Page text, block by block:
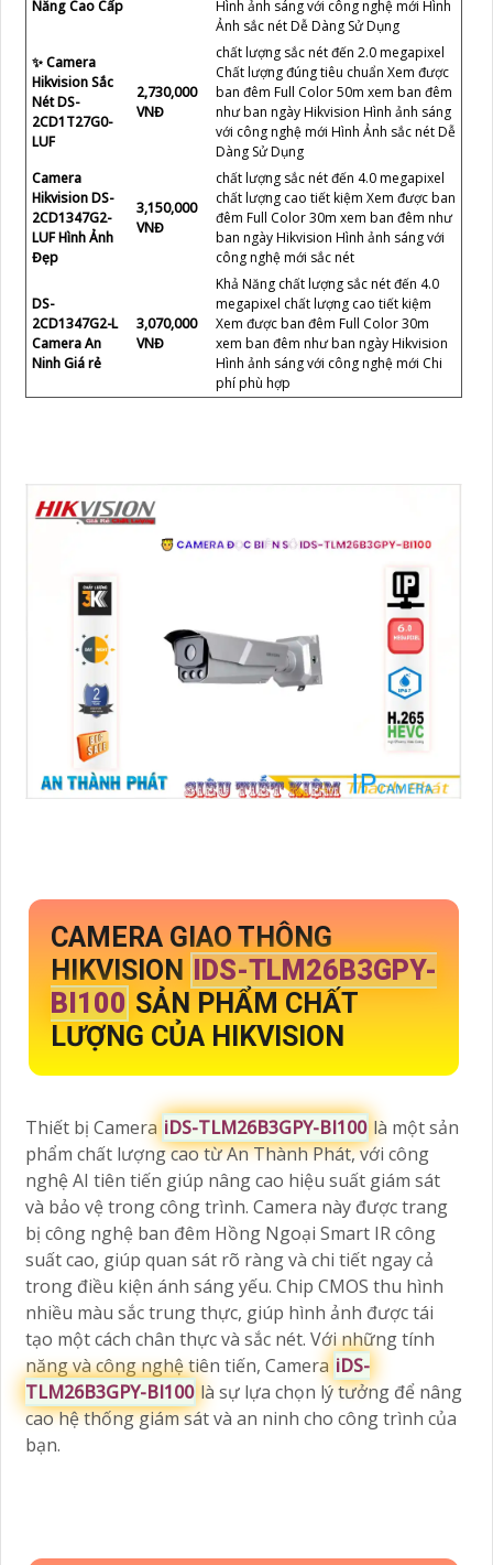
Năng Cao Cấp
Hình ảnh sáng với công nghệ mới Hình
Ảnh sắc nét Dễ Dàng Sử Dụng
✨ Camera
Hikvision Sắc
Nét DS-
2CD1T27G0-
LUF
2,730,000
VNĐ
chất lượng sắc nét đến 2.0 megapixel
Chất lượng đúng tiêu chuẩn Xem được
ban đêm Full Color 50m xem ban đêm
như ban ngày Hikvision Hình ảnh sáng
với công nghệ mới Hình Ảnh sắc nét Dễ
Dàng Sử Dụng
Camera
Hikvision DS-
2CD1347G2-
LUF Hình Ảnh
Đẹp
3,150,000
VNĐ
chất lượng sắc nét đến 4.0 megapixel
chất lượng cao tiết kiệm Xem được ban
đêm Full Color 30m xem ban đêm như
ban ngày Hikvision Hình ảnh sáng với
công nghệ mới sắc nét
DS-
2CD1347G2-L
Camera An
Ninh Giá rẻ
3,070,000
VNĐ
Khả Năng chất lượng sắc nét đến 4.0
megapixel chất lượng cao tiết kiệm
Xem được ban đêm Full Color 30m
xem ban đêm như ban ngày Hikvision
Hình ảnh sáng với công nghệ mới Chi
phí phù hợp
CAMERA GIAO THÔNG
HIKVISION IDS-TLM26B3GPY-
BI100 SẢN PHẨM CHẤT
LƯỢNG CỦA HIKVISION
Thiết bị Camera iDS-TLM26B3GPY-BI100 là một sản
phẩm chất lượng cao từ An Thành Phát, với công
nghệ AI tiên tiến giúp nâng cao hiệu suất giám sát
và bảo vệ trong công trình. Camera này được trang
bị công nghệ ban đêm Hồng Ngoại Smart IR công
suất cao, giúp quan sát rõ ràng và chi tiết ngay cả
trong điều kiện ánh sáng yếu. Chip CMOS thu hình
nhiều màu sắc trung thực, giúp hình ảnh được tái
tạo một cách chân thực và sắc nét. Với những tính
năng và công nghệ tiên tiến, Camera iDS-
TLM26B3GPY-BI100 là sự lựa chọn lý tưởng để nâng
cao hệ thống giám sát và an ninh cho công trình của
bạn.